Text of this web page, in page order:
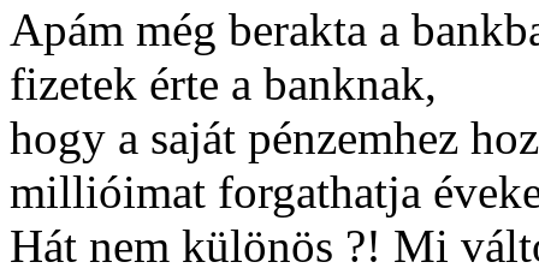
Apám még berakta a
fizetek érte a banknak,
hogy a saját pénzemhez
millióimat forgathatja
Hát nem különös ?! Mi